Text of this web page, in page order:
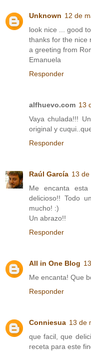
Unknown 12 de
look nice ... good
thanks for the nice
a greeting from
Emanuela
Responder
alfhuevo.com 13
Vaya chulada!!!
original y
Responder
Raúl García 13
Me encanta
delicioso!! Todo
mucho! :)
Un abrazo!!
Responder
All in One Blog
Me encanta! Que
Responder
Conniesua 13 de
que facil, que
receta para este